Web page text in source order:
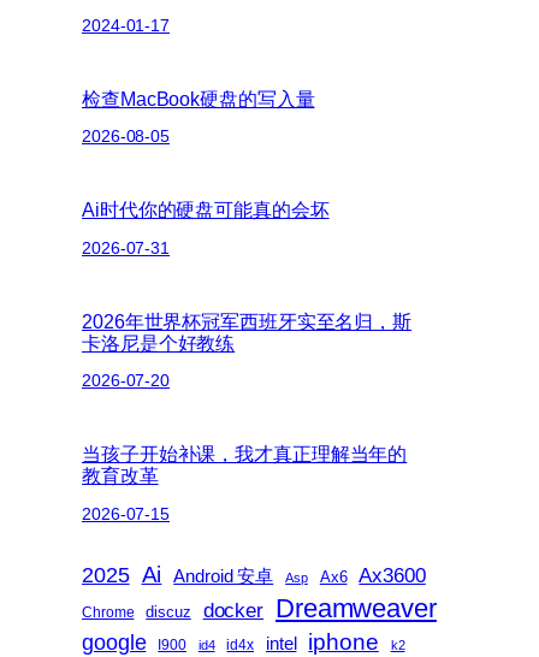
2024-01-17
检查MacBook硬盘的写入量
2026-08-05
Ai时代你的硬盘可能真的会坏
2026-07-31
2026年世界杯冠军西班牙实至名归，斯
卡洛尼是个好教练
2026-07-20
当孩子开始补课，我才真正理解当年的
教育改革
2026-07-15
2025 Ai Android 安卓 Asp Ax6 Ax3600
Chrome discuz docker Dreamweaver
google I900 id4 id4x intel iphone k2